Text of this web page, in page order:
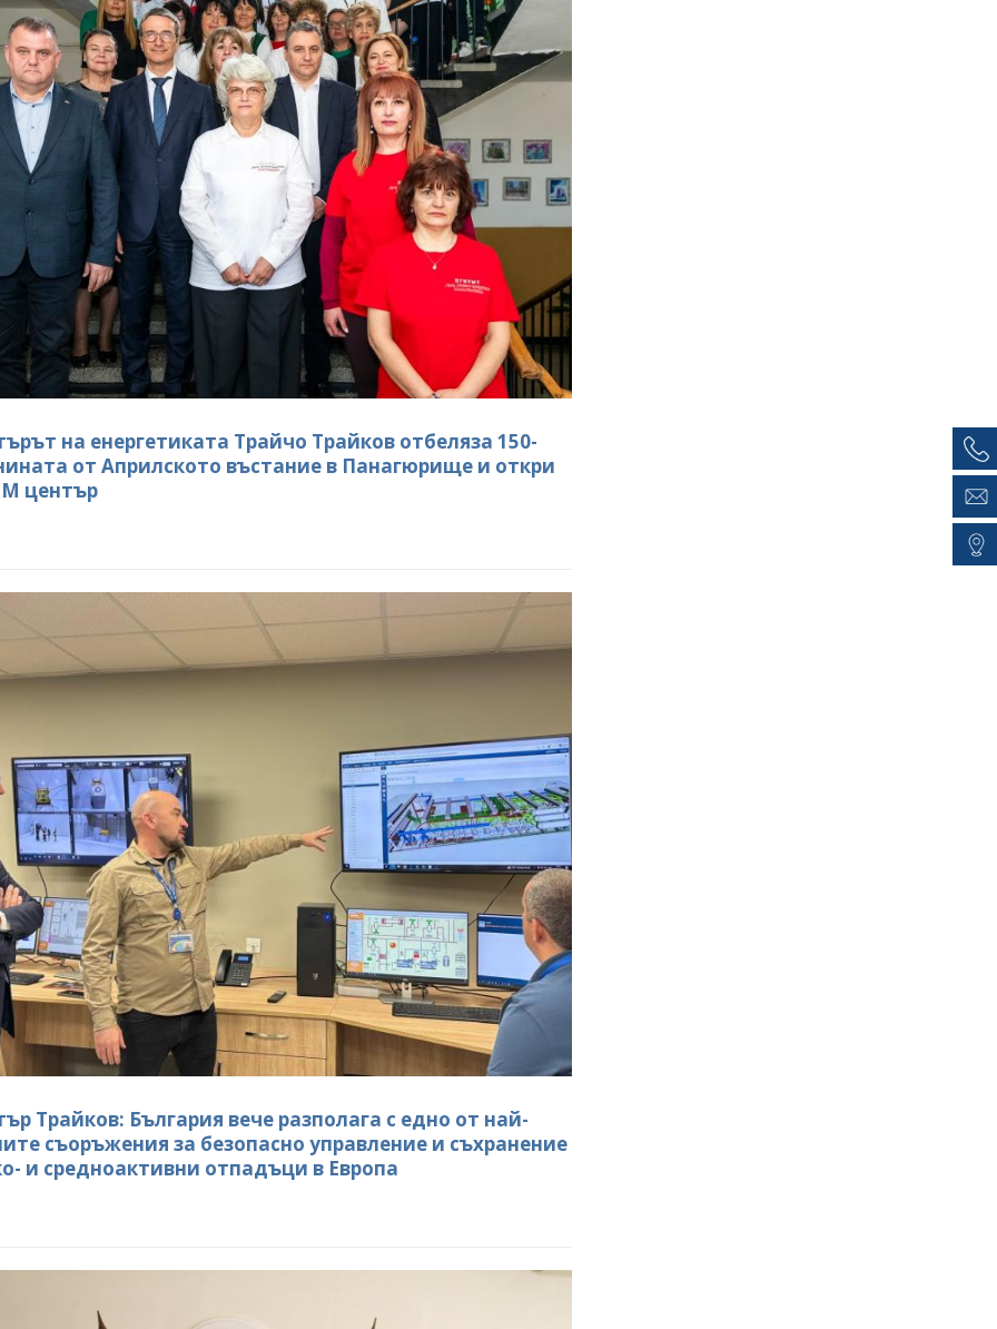
на енергетиката Трайчо Трайков отбеляза 150-
от Априлското въстание в Панагюрище и откри
център
Трайков: България вече разполага с едно от най-
съоръжения за безопасно управление и съхранение
и средноактивни отпадъци в Европа